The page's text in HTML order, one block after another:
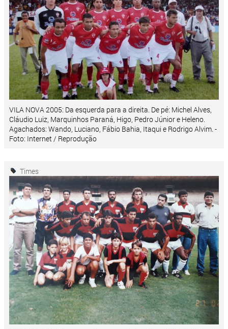
VILA NOVA 2005: Da esquerda para a direita. De pé: Michel Alves,
Cláudio Luiz, Marquinhos Paraná, Higo, Pedro Júnior e Heleno.
Agachados: Wando, Luciano, Fábio Bahia, Itaqui e Rodrigo Alvim. -
Foto: Internet / Reprodução
Times